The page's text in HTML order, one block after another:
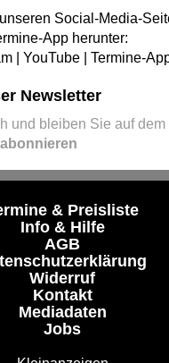
Social-Media-
App herunter:
YouTube Termine-
Newsletter
und bleiben Sie auf dem
& Preisliste
Info & Hilfe
AGB
Widerruf
Kontakt
Mediadaten
Jobs